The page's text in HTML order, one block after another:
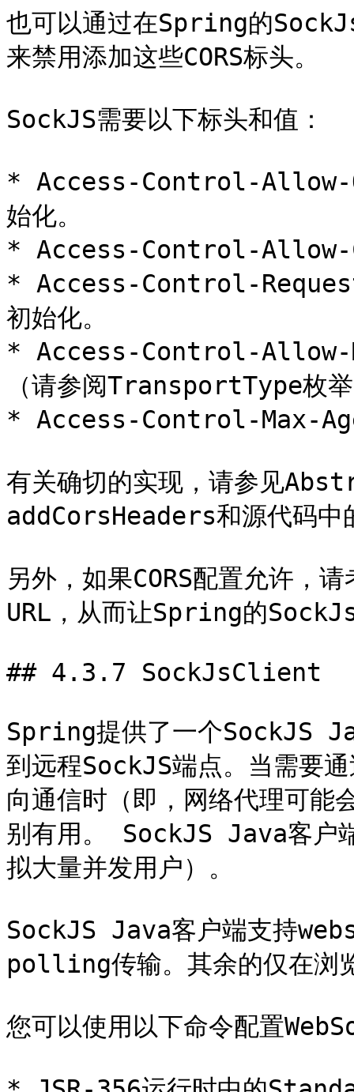
也可以通过在Spring的
来禁用添加这些CORS标头。
SockJS需要以下标头和值：
* Access-Control-Allow-
始化。
* Access-Control-Allow-
* Access-Control-
初始化。
* Access-Control-Allow-
（请参阅TransportType枚
* Access-Control-Max-Age
有关确切的实现，请参见
addCorsHeaders和源代码
另外，如果CORS配置允许，
URL，从而让Spring的
## 4.3.7 SockJsClient
Spring提供了一个SockJS
到远程SockJS端点。当需要
向通信时（即，网络代理可能
别有用。 SockJS Java客户
拟大量并发用户）。
SockJS Java客户端支持
polling传输。其余的仅在浏
您可以使用以下命令配置